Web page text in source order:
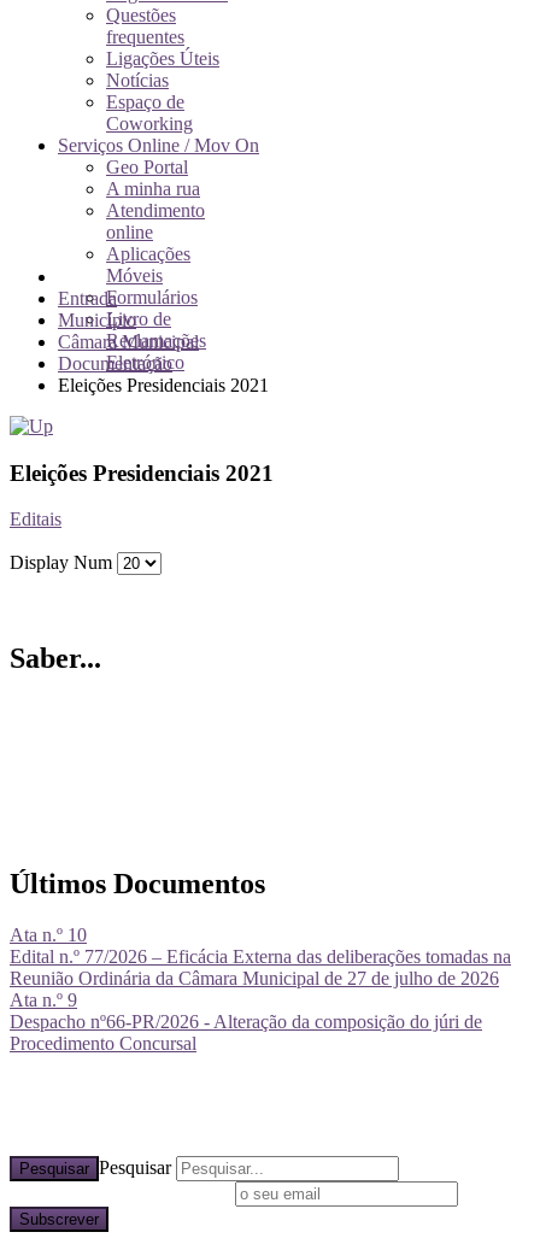
Questões
frequentes
Ligações Úteis
Notícias
Espaço de
Coworking
Serviços Online / Mov On
Geo Portal
A minha rua
Atendimento
online
Aplicações
Móveis
Formulários
Livro de
Reclamações
Eletrónico
Entrada
Município
Câmara Municipal
Documentação
Eleições Presidenciais 2021
Eleições Presidenciais 2021
Editais
Display Num
Saber...
Últimos Documentos
Ata n.º 10
Edital n.º 77/2026 – Eficácia Externa das deliberações tomadas na
Reunião Ordinária da Câmara Municipal de 27 de julho de 2026
Ata n.º 9
Despacho nº66-PR/2026 - Alteração da composição do júri de
Procedimento Concursal
Pesquisar Pesquisar